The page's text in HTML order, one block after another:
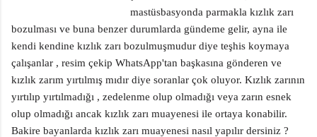
mastüsbasyonda parmakla kızlık zarı
bozulması ve buna benzer durumlarda gündeme gelir, ayna ile
kendi kendine kızlık zarı bozulmuşmudur diye teşhis koymaya
çalışanlar , resim çekip WhatsApp'tan başkasına gönderen ve
kızlık zarım yırtılmış mıdır diye soranlar çok oluyor. Kızlık zarının
yırtılıp yırtılmadığı , zedelenme olup olmadığı veya zarın esnek
olup olmadığı ancak kızlık zarı muayenesi ile ortaya konabilir.
Bakire bayanlarda kızlık zarı muayenesi nasıl yapılır dersiniz ?